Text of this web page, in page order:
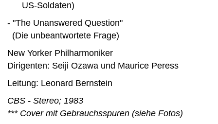
US-Soldaten)
- "The Unanswered Question"
(Die unbeantwortete Frage)
New Yorker Philharmoniker
Dirigenten: Seiji Ozawa und Maurice Peress
Leitung: Leonard Bernstein
CBS - Stereo; 1983
*** Cover mit Gebrauchsspuren (siehe Fotos)